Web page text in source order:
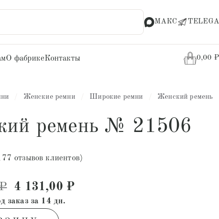
МАКС TELEGA
О фабрикеКонтакты 0,00 ₽
Женские ремни Широкие ремни
Женский ремень
ремень № 21506
отзывов клиентов)
Первоначальная цена составляла 7
4 131,00 ₽
заказ за 14 дн.